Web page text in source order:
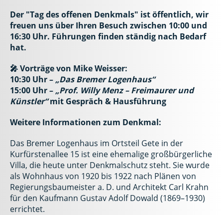
Der "Tag des offenen Denkmals" ist öffentlich, wir
freuen uns über Ihren Besuch zwischen 10:00 und
16:30 Uhr. Führungen finden ständig nach Bedarf
hat.
🎤 Vorträge von Mike Weisser:
10:30 Uhr – „Das Bremer Logenhaus“
15:00 Uhr – „Prof. Willy Menz – Freimaurer und
Künstler“mit Gespräch & Hausführung
Weitere Informationen zum Denkmal:
Das Bremer Logenhaus im Ortsteil Gete in der
Kurfürstenallee 15 ist eine ehemalige großbürgerliche
Villa, die heute unter Denkmalschutz steht. Sie wurde
als Wohnhaus von 1920 bis 1922 nach Plänen von
Regierungsbaumeister a. D. und Architekt Carl Krahn
für den Kaufmann Gustav Adolf Dowald (1869–1930)
errichtet.